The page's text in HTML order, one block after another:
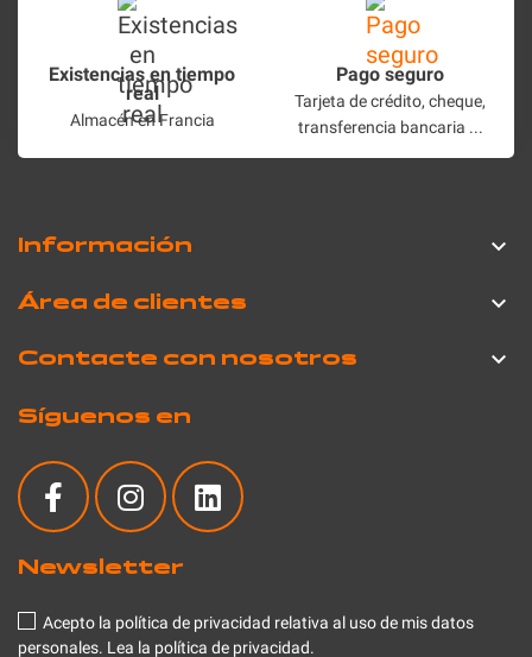
Existencias en tiempo
real
Almacén en Francia
Pago seguro
Tarjeta de crédito, cheque,
transferencia bancaria ...
Información 
Área de clientes 
Síguenos en
Newsletter
Acepto la política de privacidad relativa al uso de mis datos
personales. Lea la política de privacidad.
Contacte con nosotros 